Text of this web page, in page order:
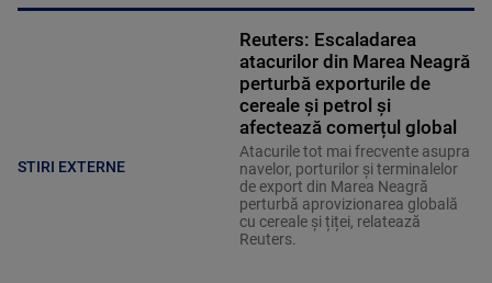
STIRI EXTERNE
Reuters: Escaladarea
atacurilor din Marea Neagră
perturbă exporturile de
cereale și petrol și
afectează comerțul global
Atacurile tot mai frecvente asupra
navelor, porturilor și terminalelor
de export din Marea Neagră
perturbă aprovizionarea globală
cu cereale și țiței, relatează
Reuters.